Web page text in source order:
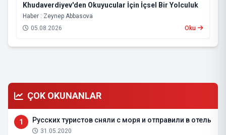
Khudaverdiyev'den Okuyucular İçin İçsel Bir Yolculuk
Haber : Zeynep Abbasova
05.08.2026
Oku
ÇOK OKUNANLAR
1 Русских туристов сняли с моря и отправили в отель
31.05.2020